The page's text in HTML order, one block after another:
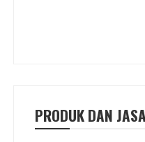
PRODUK DAN